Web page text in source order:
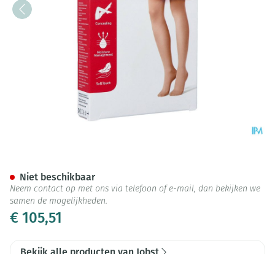
€ 105,51
Niet beschikbaar
Neem contact op met ons via telefoon of e-mail, dan bekijken we
samen de mogelijkheden.